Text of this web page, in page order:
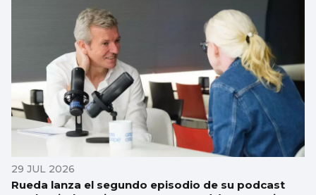
29 JUL 2026
Rueda lanza el segundo episodio de su podcast